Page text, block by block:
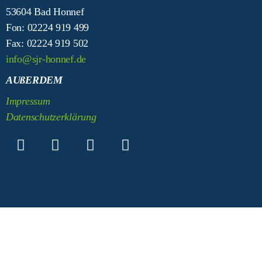
53604 Bad Honnef
Fon: 02224 919 499
Fax: 02224 919 502
info@sjr-honnef.de
AUßERDEM
Impressum
Datenschutzerklärung